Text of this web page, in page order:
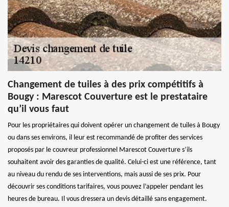
Changement de tuiles à des prix compétitifs à
Bougy : Marescot Couverture est le prestataire
qu’il vous faut
Pour les propriétaires qui doivent opérer un changement de tuiles à Bougy
ou dans ses environs, il leur est recommandé de profiter des services
proposés par le couvreur professionnel Marescot Couverture s’ils
souhaitent avoir des garanties de qualité. Celui-ci est une référence, tant
au niveau du rendu de ses interventions, mais aussi de ses prix. Pour
découvrir ses conditions tarifaires, vous pouvez l’appeler pendant les
heures de bureau. Il vous dressera un devis détaillé sans engagement.